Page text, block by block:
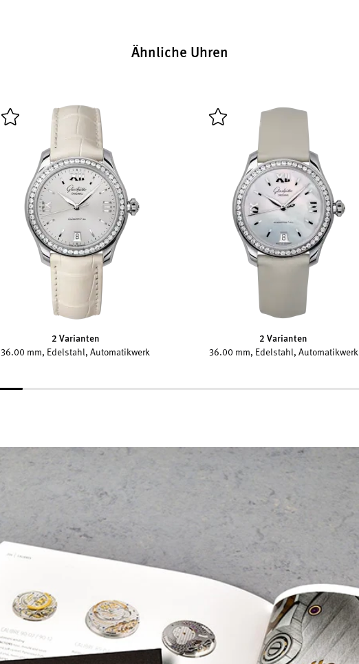
Ähnliche Uhren
2 Varianten
36.00 mm, Edelstahl, Automatikwerk
2 Varianten
36.00 mm, Edelstahl, Automatikwerk